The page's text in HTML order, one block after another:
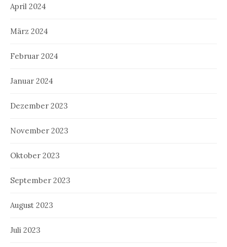
April 2024
März 2024
Februar 2024
Januar 2024
Dezember 2023
November 2023
Oktober 2023
September 2023
August 2023
Juli 2023